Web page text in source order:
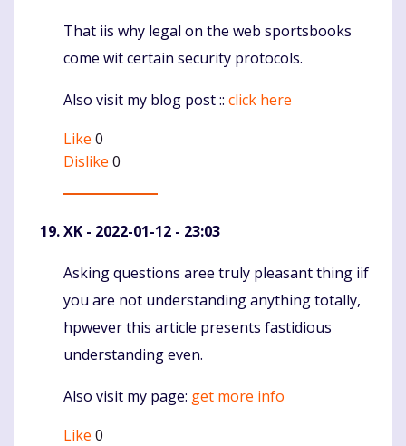
Komentaras
That iis why legal on the web sportsbooks
come wit certain security protocols.
Also visit my blog post :: click here
Like 0
Dislike 0
XK - 2022-01-12 - 23:03
Komentaras
Asking questions aree truly pleasant thing iif
you are not understanding anything totally,
hpwever this article presents fastidious
understanding even.
Also visit my page: get more info
Like 0